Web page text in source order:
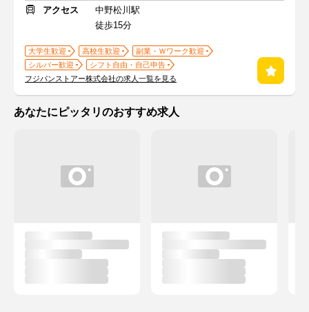
アクセス
中野松川駅
徒歩15分
大学生歓迎 高校生歓迎
副業・Ｗワーク歓迎
シルバー歓迎
シフト自由・自己申告
フジパンストアー株式会社の求人一覧を見る
あなたにピッタリのおすすめ求人